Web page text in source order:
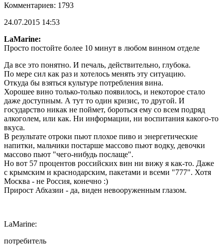
Комментариев: 1793
24.07.2015 14:53
LaMarine:
Просто постойте более 10 минут в любом винном отделе
Да все это понятно. И печаль, действительно, глубока.
По мере сил как раз и хотелось менять эту ситуацию.
Откуда бы взяться культуре потребления вина.
Хорошее вино только-только появилось, и некоторое стало
даже доступным. А тут то один кризис, то другой. И
государство никак не поймет, бороться ему со всем подряд
алкоголем, или как. Ни информации, ни воспитания какого-то
вкуса.
В результате отроки пьют плохое пиво и энергетические
напитки, мальчики постарше массово пьют водку, девочки
массово пьют "чего-нибудь послаще".
Но вот 57 процентов российских вин ни вижу я как-то. Даже
с крымским и краснодарским, пакетами и всеми "777". Хотя
Москва - не Россия, конечно :)
Прирост Абхазии - да, виден невооруженным глазом.
LaMarine:
потребитель